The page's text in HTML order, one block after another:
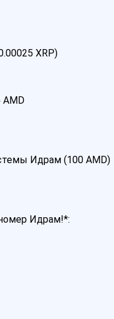
XRP)
AMD
Идрам (100 AMD)
Идрам!*: